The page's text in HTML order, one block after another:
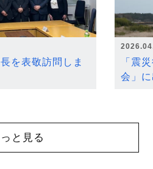
を表敬訪問しま
「震
会」
と見る